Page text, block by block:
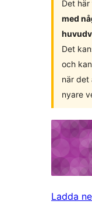
Det
med
Det
och
när det
nyare
Ladda